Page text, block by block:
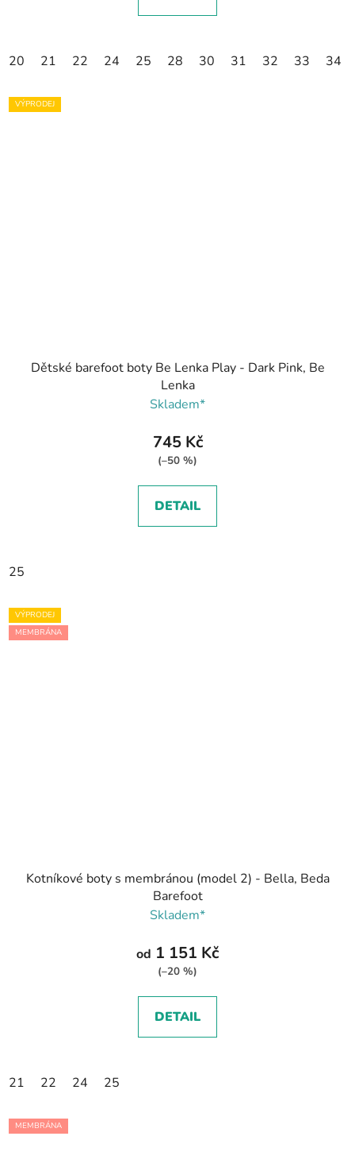
20 21 22 24 25 28 30 31 32 33 34
VÝPRODEJ
Dětské barefoot boty Be Lenka Play - Dark Pink, Be
Lenka
Skladem*
745 Kč
(–50 %)
DETAIL
25
VÝPRODEJ
MEMBRÁNA
Kotníkové boty s membránou (model 2) - Bella, Beda
Barefoot
Skladem*
od 1 151 Kč
(–20 %)
DETAIL
21 22 24 25
MEMBRÁNA